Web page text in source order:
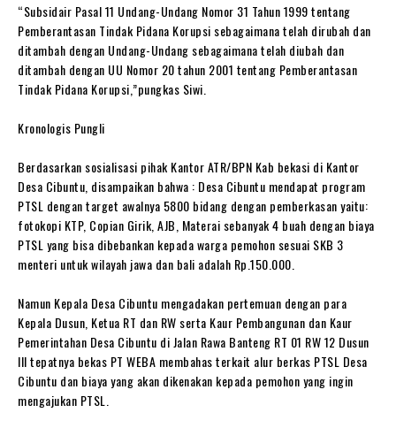
“Subsidair Pasal 11 Undang-Undang Nomor 31 Tahun 1999 tentang
Pemberantasan Tindak Pidana Korupsi sebagaimana telah dirubah dan
ditambah dengan Undang-Undang sebagaimana telah diubah dan
ditambah dengan UU Nomor 20 tahun 2001 tentang Pemberantasan
Tindak Pidana Korupsi,”pungkas Siwi.
Kronologis Pungli
Berdasarkan sosialisasi pihak Kantor ATR/BPN Kab bekasi di Kantor
Desa Cibuntu, disampaikan bahwa : Desa Cibuntu mendapat program
PTSL dengan target awalnya 5800 bidang dengan pemberkasan yaitu:
fotokopi KTP, Copian Girik, AJB, Materai sebanyak 4 buah dengan biaya
PTSL yang bisa dibebankan kepada warga pemohon sesuai SKB 3
menteri untuk wilayah jawa dan bali adalah Rp.150.000.
Namun Kepala Desa Cibuntu mengadakan pertemuan dengan para
Kepala Dusun, Ketua RT dan RW serta Kaur Pembangunan dan Kaur
Pemerintahan Desa Cibuntu di Jalan Rawa Banteng RT 01 RW 12 Dusun
III tepatnya bekas PT WEBA membahas terkait alur berkas PTSL Desa
Cibuntu dan biaya yang akan dikenakan kepada pemohon yang ingin
mengajukan PTSL.